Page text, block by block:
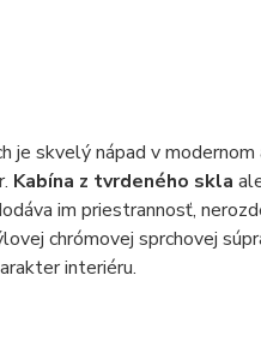
je skvelý nápad v
Kabína z tvrdeného skla
im priestrannosť,
chrómovej sprchovej
interiéru.